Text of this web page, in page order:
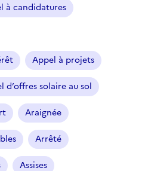
à candidatures
Appel à projets
d’offres solaire au sol
Araignée
Arrêté
Assises